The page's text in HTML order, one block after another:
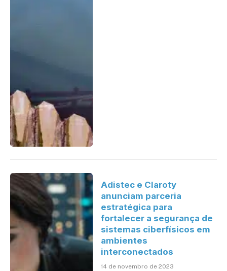
Adistec e Claroty
anunciam parceria
estratégica para
fortalecer a segurança de
sistemas ciberfísicos em
ambientes
interconectados
14 de novembro de 2023